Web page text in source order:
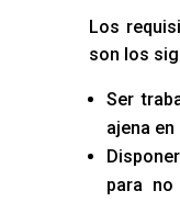
Los
son los
Ser
ajena en
para